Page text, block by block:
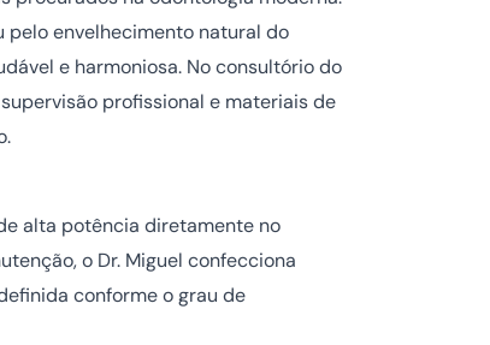
pelo envelhecimento natural do
e harmoniosa. No consultório do
profissional e materiais de
alta potência diretamente no
o Dr. Miguel confecciona
conforme o grau de